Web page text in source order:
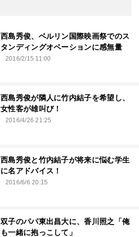
西島秀俊、ベルリン国際映画祭でのス
タンディングオベーションに感無量
2016/2/15 11:00
西島秀俊が隣人に竹内結子を希望し、
女性客が雄叫び！
2016/4/26 21:25
西島秀俊と竹内結子が将来に悩む学生
に名アドバイス！
2016/6/6 20:15
双子のパパ東出昌大に、香川照之「俺
も一緒に抱っこして」